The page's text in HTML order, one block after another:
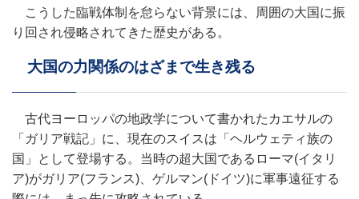
こうした臨戦体制を怠らない背景には、周囲の大国に振
り回され侵略されてきた歴史がある。
大国の力関係のはざまで生き残る
古代ヨーロッパの地政学について書かれたカエサルの
「ガリア戦記」に、現在のスイスは「ヘルウェティ族の
国」として登場する。当時の超大国であるローマ(イタリ
ア)がガリア(フランス)、ゲルマン(ドイツ)に軍事遠征する